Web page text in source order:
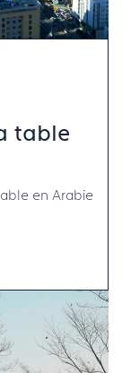
table
en Arabie